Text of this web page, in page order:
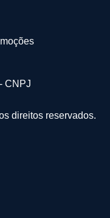
CNPJ
direitos reservados.